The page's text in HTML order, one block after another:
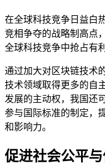
在全球科技竞争日益白
竞相争夺的战略制高点
全球科技竞争中抢占有
通过加大对区块链技术
技术领域取得更多的自
发展的主动权，我国还
参与国际标准的制定，
和影响力。
促进社会公平